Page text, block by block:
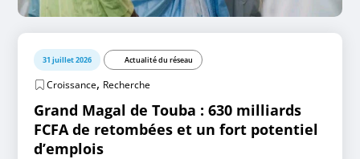
31 juillet 2026 Actualité du réseau
Croissance, Recherche
Grand Magal de Touba : 630 milliards
FCFA de retombées et un fort potentiel
d’emplois